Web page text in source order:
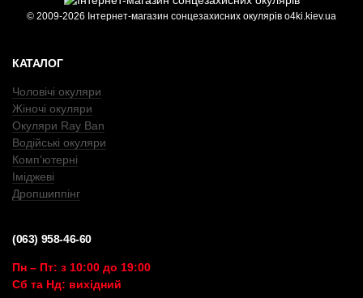
© 2009-2026 Інтернет-магазин сонцезахисних окулярів o4ki.kiev.ua
КАТАЛОГ
Чоловічі окуляри
Жіночі окуляри
Окуляри Ray Ban
Водійські окуляри
Комп’ютерні
Іміджеві
Дропшиппінг
(063) 958-46-60
Пн – Пт: з 10:00 до 19:00
Сб та Нд: вихідний